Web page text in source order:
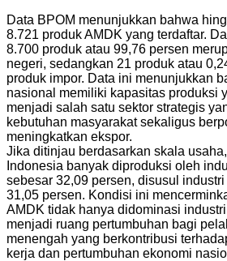
Data BPOM menunjukkan bahwa
8.721 produk AMDK yang terdaftar.
8.700 produk atau 99,76 persen
negeri, sedangkan 21 produk atau
produk impor. Data ini menunjukkan
nasional memiliki kapasitas produksi
menjadi salah satu sektor strategis
kebutuhan masyarakat sekaligus
meningkatkan ekspor.
Jika ditinjau berdasarkan skala
Indonesia banyak diproduksi oleh
sebesar 32,09 persen, disusul
31,05 persen. Kondisi ini
AMDK tidak hanya didominasi
menjadi ruang pertumbuhan bagi
menengah yang berkontribusi
kerja dan pertumbuhan ekonomi